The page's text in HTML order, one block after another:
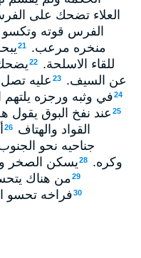
العلاء تضحك على
الفرس قوته
منخره مرعب.
21
للقاء الاسلحة.
22
عن السيف.
23 عليه تصل
24في وثبه ورجزه
25 عند نفخ البوق يقول
القواد والهتاف
26
جناحيه نحو
وكره.
28يسكن الصخر
29من هناك
30فراخه تحسو